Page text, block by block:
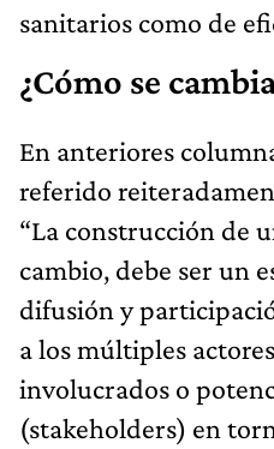
sanitarios como de
¿Cómo se
En anteriores
referido
“La construcción de
cambio, debe ser un
difusión y
a los múltiples
involucrados o
(stakeholders) en